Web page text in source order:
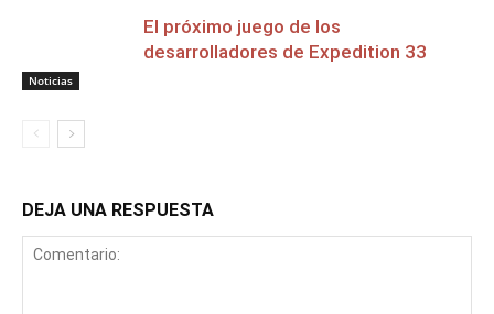
Noticias
El próximo juego de los
desarrolladores de Expedition 33
DEJA UNA RESPUESTA